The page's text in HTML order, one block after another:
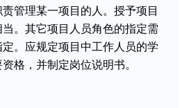
管理某一项目的人。授予项目
。其它项目人员角色的指定需
。应规定项目中工作人员的学
格，并制定岗位说明书。